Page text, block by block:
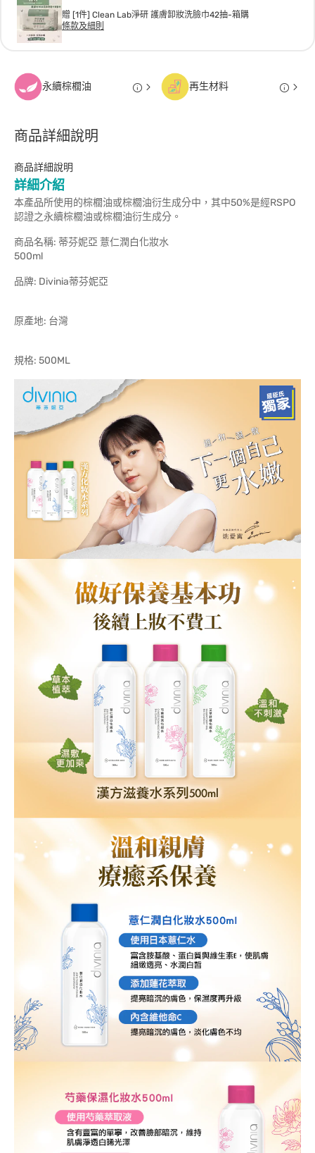
贈 [1件] Clean Lab淨研 護膚卸妝洗臉巾42抽-箱購
條款及細則
永續棕櫚油 再生材料
商品詳細說明
商品詳細說明
詳細介紹
本產品所使用的棕櫚油或棕櫚油衍生成分中，其中50%是經RSPO
認證之永續棕櫚油或棕櫚油衍生成分。
商品名稱: 蒂芬妮亞 薏仁潤白化妝水
品牌: Divinia蒂芬妮亞
原產地: 台灣
規格: 500ML